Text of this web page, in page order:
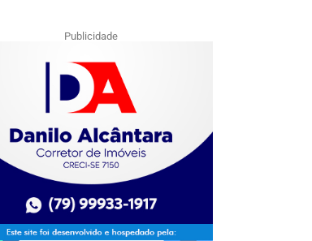
Publicidade